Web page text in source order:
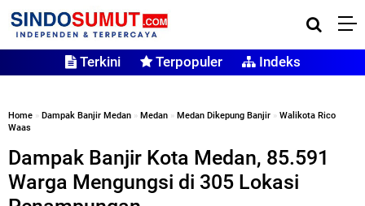
Terkini Terpopuler Indeks
Home » Dampak Banjir Medan » Medan » Medan Dikepung Banjir » Walikota Rico
Waas
Dampak Banjir Kota Medan, 85.591
Warga Mengungsi di 305 Lokasi